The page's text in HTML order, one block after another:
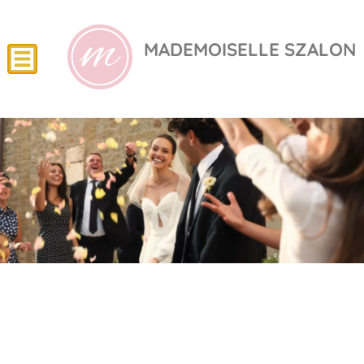
MADEMOISELLE SZALON